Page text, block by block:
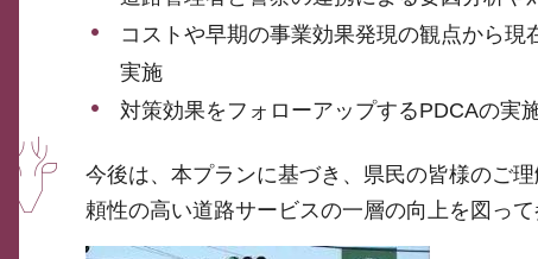
コストや早期の事業効果発現の観点から
実施
対策効果をフォローアップするPDCAの実
今後は、本プランに基づき、県民の皆様のご
頼性の高い道路サービスの一層の向上を図って